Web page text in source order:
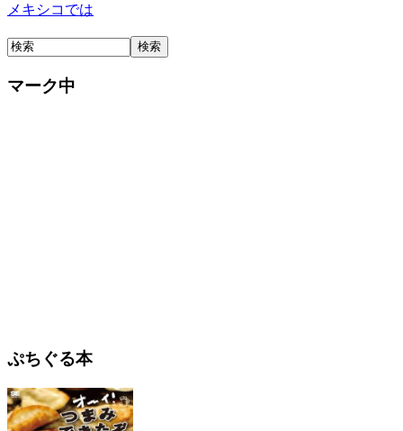
メキシコでは
マーク中
ぷちぐる本